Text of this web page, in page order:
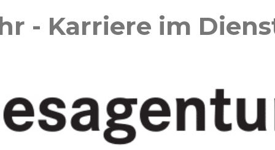
- Karriere im